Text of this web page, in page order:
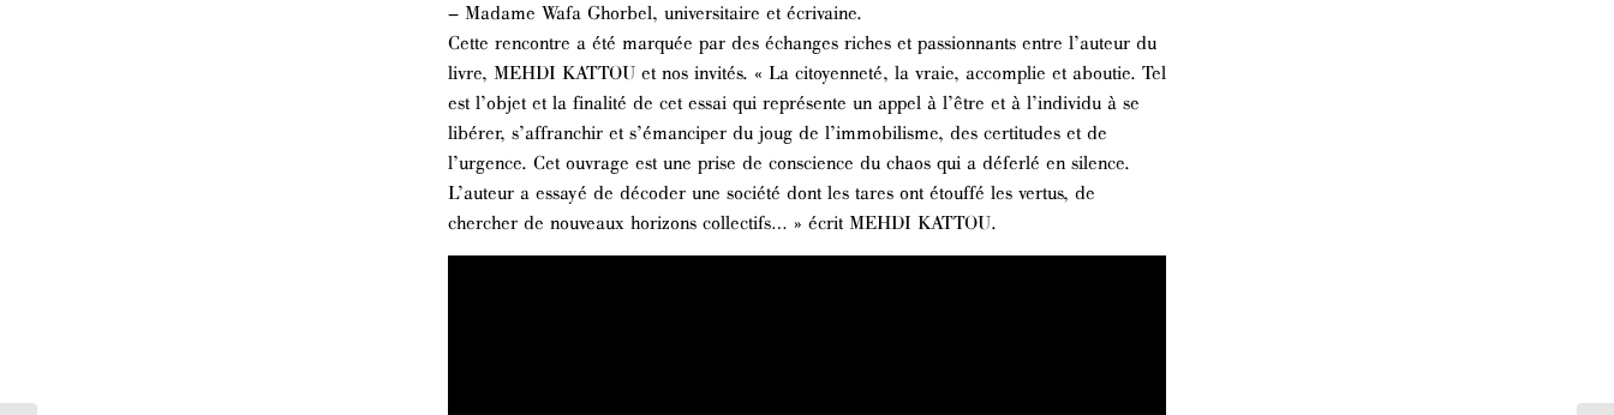
– Madame Wafa Ghorbel, universitaire et écrivaine.
Cette rencontre a été marquée par des échanges riches et passionnants entre l’auteur du
livre, MEHDI KATTOU et nos invités. « La citoyenneté, la vraie, accomplie et aboutie. Tel
est l’objet et la finalité de cet essai qui représente un appel à l’être et à l’individu à se
libérer, s’affranchir et s’émanciper du joug de l’immobilisme, des certitudes et de
l’urgence. Cet ouvrage est une prise de conscience du chaos qui a déferlé en silence.
L’auteur a essayé de décoder une société dont les tares ont étouffé les vertus, de
chercher de nouveaux horizons collectifs… » écrit MEHDI KATTOU.